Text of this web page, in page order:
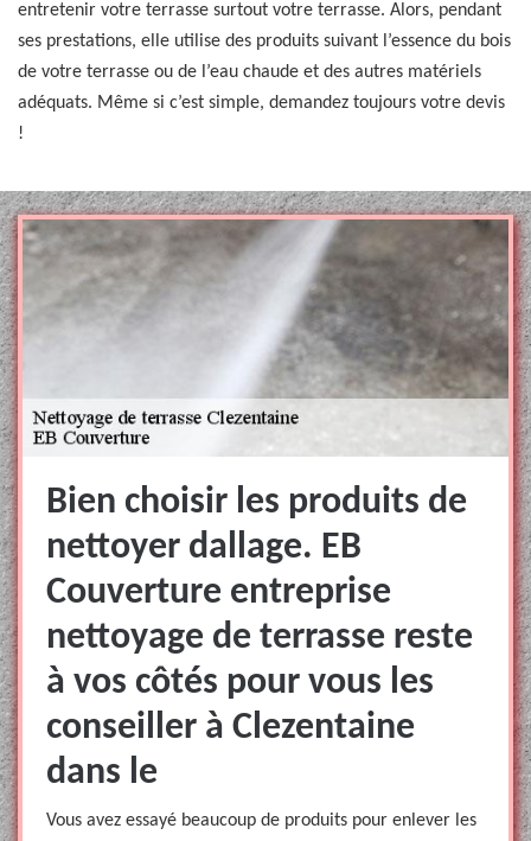
entretenir votre terrasse surtout votre terrasse. Alors, pendant
ses prestations, elle utilise des produits suivant l’essence du bois
de votre terrasse ou de l’eau chaude et des autres matériels
adéquats. Même si c’est simple, demandez toujours votre devis
!
Bien choisir les produits de
nettoyer dallage. EB
Couverture entreprise
nettoyage de terrasse reste
à vos côtés pour vous les
conseiller à Clezentaine
dans le
Vous avez essayé beaucoup de produits pour enlever les